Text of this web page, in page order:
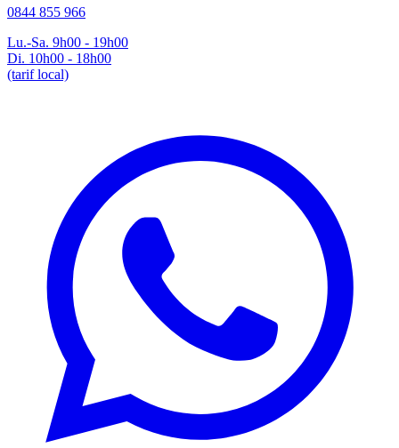
0844 855 966
Lu.-Sa. 9h00 - 19h00
Di. 10h00 - 18h00
(tarif local)